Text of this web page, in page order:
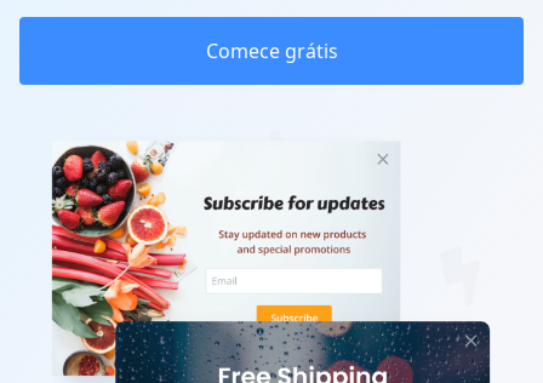
Comece grátis